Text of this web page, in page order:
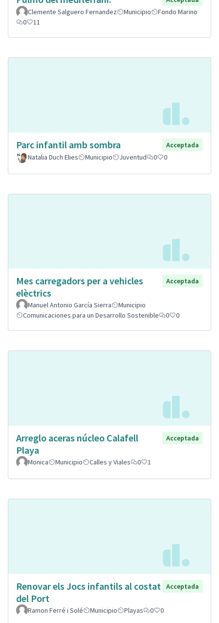
Clemente Salguero Fernandez
Municipio
Fondo Marino
0
11
Parc infantil amb sombra
Acceptada
Natalia Duch Elies
Municipio Juventud 0 0
Mes carregadors per a vehicles
elèctrics
Acceptada
Manuel Antonio García Sierra
Municipio
Comunicaciones para un Desarrollo Sostenible
0 0
Arreglo aceras núcleo Calafell
Playa
Acceptada
Monica Municipio Calles y Viales 0 1
Renovar els Jocs infantils al costat
del Port
Acceptada
Ramon Ferré i Solé Municipio Playas 0 0